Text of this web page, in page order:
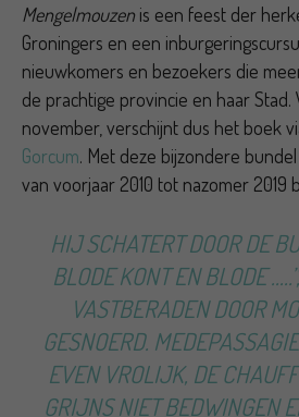
Mengelmouzen is een feest der
Groningers en een
nieuwkomers en bezoekers die
de prachtige provincie en haar Stad.
november, verschijnt dus het boek
Gorcum. Met deze bijzondere
van voorjaar 2010 tot nazomer 2019
HIJ SCHATERT DOOR DE
BLODE KONT EN BLODE
VASTBERADEN DOOR
GESNOERD.
EVEN VROLIJK, DE
GRIJNS NIET BEDWINGEN